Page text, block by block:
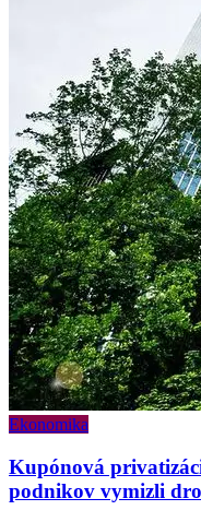
Ekonomika
Kupónová
podnikov vymizli